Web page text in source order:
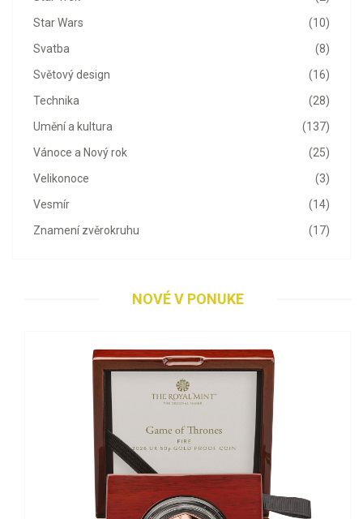
(10)
Star Wars
(8)
Svatba
(16)
Světový design
(28)
Technika
(137)
Umění a kultura
(25)
Vánoce a Nový rok
(3)
Velikonoce
(14)
Vesmír
(17)
Znamení zvěrokruhu
NOVÉ V PONUKE